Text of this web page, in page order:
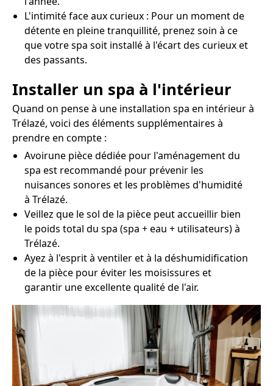
L'intimité face aux curieux : Pour un moment de
détente en pleine tranquillité, prenez soin à ce
que votre spa soit installé à l'écart des curieux et
des passants.
Installer un spa à l'intérieur
Quand on pense à une installation spa en intérieur à
Trélazé, voici des éléments supplémentaires à
prendre en compte :
Avoirune pièce dédiée pour l'aménagement du
spa est recommandé pour prévenir les
nuisances sonores et les problèmes d'humidité
à Trélazé.
Veillez que le sol de la pièce peut accueillir bien
le poids total du spa (spa + eau + utilisateurs) à
Trélazé.
Ayez à l'esprit à ventiler et à la déshumidification
de la pièce pour éviter les moisissures et
garantir une excellente qualité de l'air.